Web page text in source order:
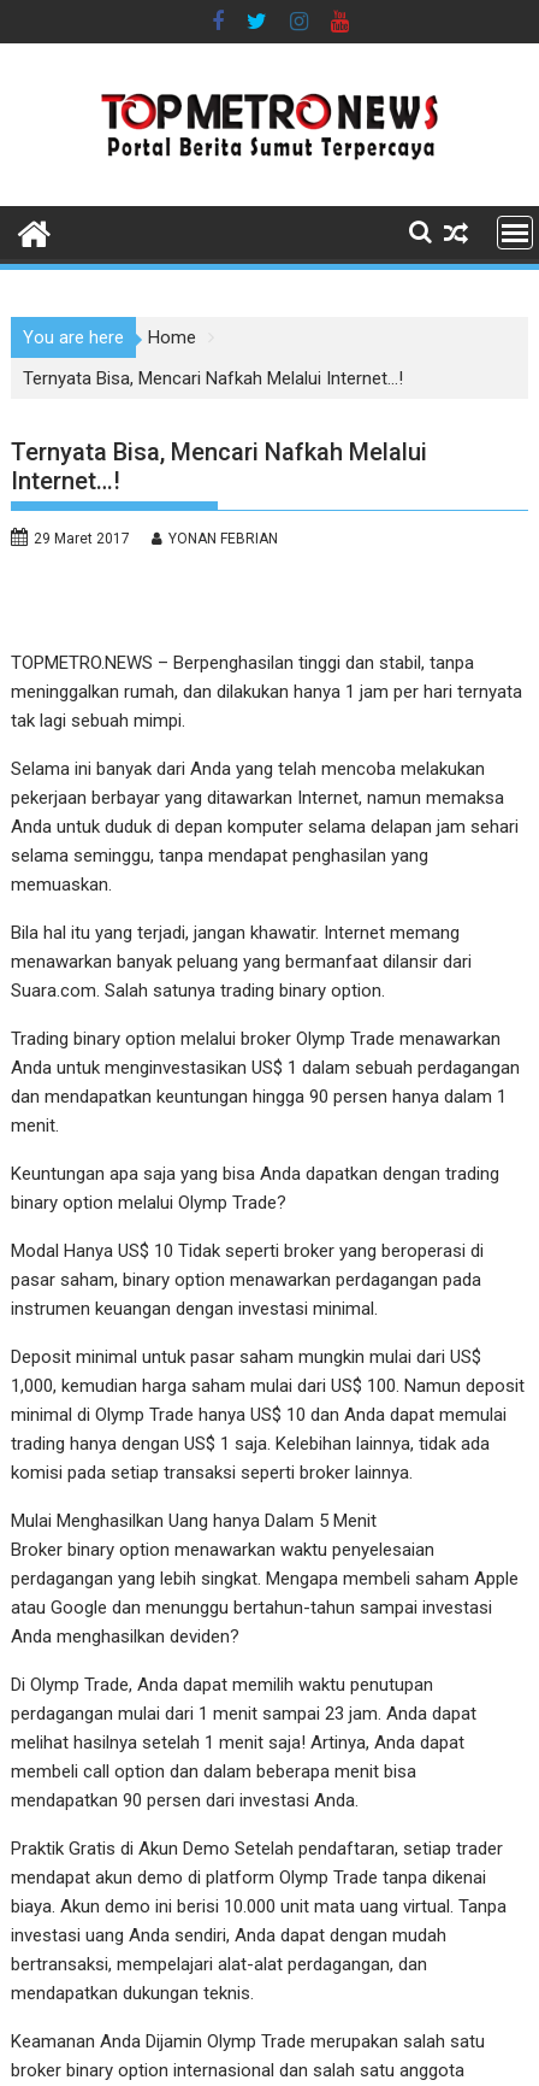
to
You are here
Home
Ternyata Bisa, Mencari Nafkah Melalui Internet…!
Ternyata Bisa, Mencari Nafkah Melalui
Internet…!
29 Maret 2017 YONAN FEBRIAN
TOPMETRO.NEWS – Berpenghasilan tinggi dan stabil, tanpa
meninggalkan rumah, dan dilakukan hanya 1 jam per hari ternyata
tak lagi sebuah mimpi.
Selama ini banyak dari Anda yang telah mencoba melakukan
pekerjaan berbayar yang ditawarkan Internet, namun memaksa
Anda untuk duduk di depan komputer selama delapan jam sehari
selama seminggu, tanpa mendapat penghasilan yang
memuaskan.
Bila hal itu yang terjadi, jangan khawatir. Internet memang
menawarkan banyak peluang yang bermanfaat dilansir dari
Suara.com. Salah satunya trading binary option.
Trading binary option melalui broker Olymp Trade menawarkan
Anda untuk menginvestasikan US$ 1 dalam sebuah perdagangan
dan mendapatkan keuntungan hingga 90 persen hanya dalam 1
menit.
Keuntungan apa saja yang bisa Anda dapatkan dengan trading
binary option melalui Olymp Trade?
Modal Hanya US$ 10 Tidak seperti broker yang beroperasi di
pasar saham, binary option menawarkan perdagangan pada
instrumen keuangan dengan investasi minimal.
Deposit minimal untuk pasar saham mungkin mulai dari US$
1,000, kemudian harga saham mulai dari US$ 100. Namun deposit
minimal di Olymp Trade hanya US$ 10 dan Anda dapat memulai
trading hanya dengan US$ 1 saja. Kelebihan lainnya, tidak ada
komisi pada setiap transaksi seperti broker lainnya.
Mulai Menghasilkan Uang hanya Dalam 5 Menit
Broker binary option menawarkan waktu penyelesaian
perdagangan yang lebih singkat. Mengapa membeli saham Apple
atau Google dan menunggu bertahun-tahun sampai investasi
Anda menghasilkan deviden?
Di Olymp Trade, Anda dapat memilih waktu penutupan
perdagangan mulai dari 1 menit sampai 23 jam. Anda dapat
melihat hasilnya setelah 1 menit saja! Artinya, Anda dapat
membeli call option dan dalam beberapa menit bisa
mendapatkan 90 persen dari investasi Anda.
Praktik Gratis di Akun Demo Setelah pendaftaran, setiap trader
mendapat akun demo di platform Olymp Trade tanpa dikenai
biaya. Akun demo ini berisi 10.000 unit mata uang virtual. Tanpa
investasi uang Anda sendiri, Anda dapat dengan mudah
bertransaksi, mempelajari alat-alat perdagangan, dan
mendapatkan dukungan teknis.
Keamanan Anda Dijamin Olymp Trade merupakan salah satu
broker binary option internasional dan salah satu anggota